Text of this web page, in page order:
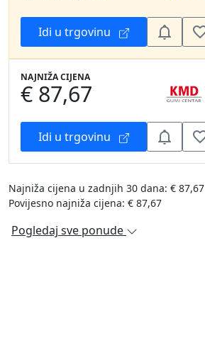
Idi u trgovinu
NAJNIŽA CIJENA
€ 87,67
Idi u trgovinu
Najniža cijena u zadnjih 30 dana: € 87,67
Povijesno najniža cijena: € 87,67
Pogledaj sve ponude